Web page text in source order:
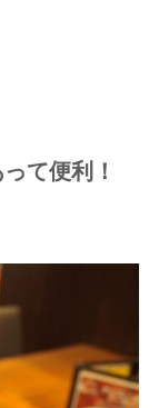
て便利！